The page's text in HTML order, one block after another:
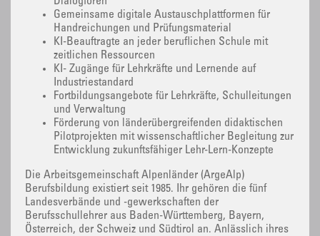
Gemeinsame digitale Austauschplattformen für
Handreichungen und Prüfungsmaterial
KI-Beauftragte an jeder beruflichen Schule mit
zeitlichen Ressourcen
KI- Zugänge für Lehrkräfte und Lernende auf
Industriestandard
Fortbildungsangebote für Lehrkräfte, Schulleitungen
und Verwaltung
Förderung von länderübergreifenden didaktischen
Pilotprojekten mit wissenschaftlicher Begleitung zur
Entwicklung zukunftsfähiger Lehr-Lern-Konzepte
Die Arbeitsgemeinschaft Alpenländer (ArgeAlp)
Berufsbildung existiert seit 1985. Ihr gehören die fünf
Landesverbände und -gewerkschaften der
Berufsschullehrer aus Baden-Württemberg, Bayern,
Österreich, der Schweiz und Südtirol an. Anlässlich ihres